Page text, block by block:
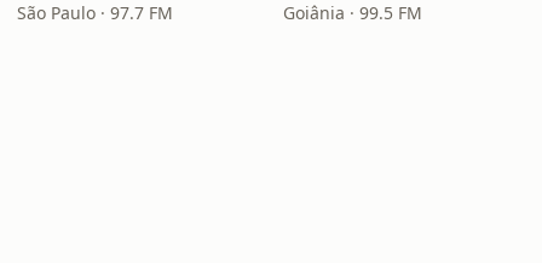
São Paulo · 97.7 FM Goiânia · 99.5 FM